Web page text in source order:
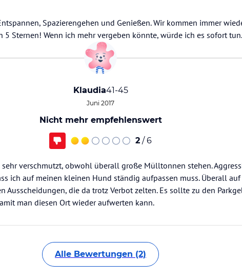
Spazierengehen und Genießen. Wir kommen immer
Sternen! Wenn ich mehr vergeben könnte, würde ich es sofort tun.
Klaudia41-45
Juni 2017
Nicht mehr empfehlenswert
2 / 6
verschmutzt, obwohl überall große Mülltonnen stehen.
ich auf meinen kleinen Hund ständig aufpassen muss. Überall auf
Ausscheidungen, die da trotz Verbot zelten. Es sollte zu den
man diesen Ort wieder aufwerten kann.
Alle Bewertungen (2)